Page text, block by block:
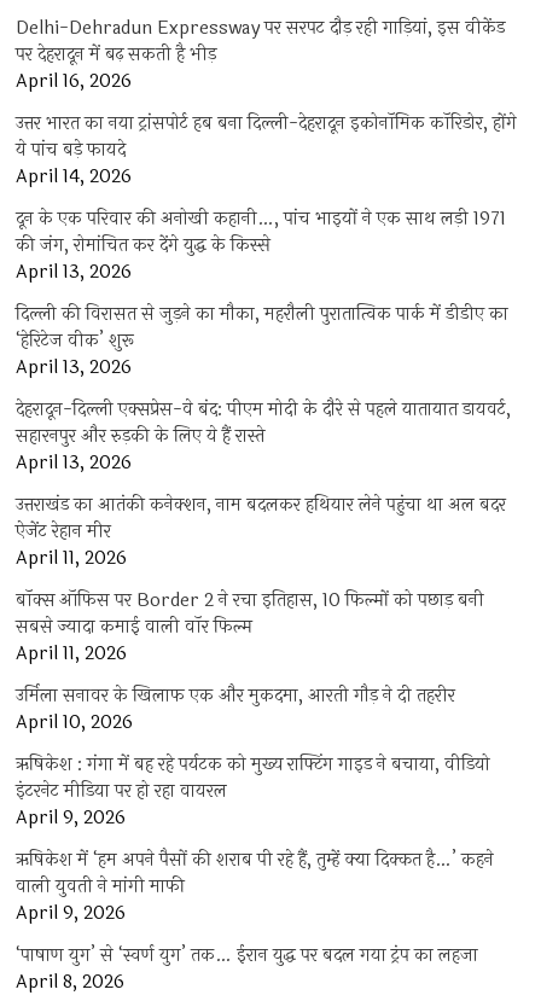
Delhi-Dehradun Expressway पर सरपट दौड़ रही गाड़ियां, इस वीकेंड
पर देहरादून में बढ़ सकती है भीड़
April 16, 2026
उत्तर भारत का नया ट्रांसपोर्ट हब बना दिल्ली-देहरादून इकोनॉमिक कॉरिडोर, होंगे
ये पांच बड़े फायदे
April 14, 2026
दून के एक परिवार की अनोखी कहानी…, पांच भाइयों ने एक साथ लड़ी 1971
की जंग, रोमांचित कर देंगे युद्ध के किस्से
April 13, 2026
दिल्ली की विरासत से जुड़ने का मौका, महरौली पुरातात्विक पार्क में डीडीए का
‘हेरिटेज वीक’ शुरू
April 13, 2026
देहरादून-दिल्ली एक्सप्रेस-वे बंद: पीएम मोदी के दौरे से पहले यातायात डायवर्ट,
सहारनपुर और रुड़की के लिए ये हैं रास्ते
April 13, 2026
उत्तराखंड का आतंकी कनेक्शन, नाम बदलकर हथियार लेने पहुंचा था अल बदर
ऐजेंट रेहान मीर
April 11, 2026
बॉक्स ऑफिस पर Border 2 ने रचा इतिहास, 10 फिल्मों को पछाड़ बनी
सबसे ज्यादा कमाई वाली वॉर फिल्म
April 11, 2026
उर्मिला सनावर के खिलाफ एक और मुकदमा, आरती गौड़ ने दी तहरीर
April 10, 2026
ऋषिकेश : गंगा में बह रहे पर्यटक को मुख्य राफ्टिंग गाइड ने बचाया, वीडियो
इंटरनेट मीडिया पर हो रहा वायरल
April 9, 2026
ऋषिकेश में ‘हम अपने पैसों की शराब पी रहे हैं, तुम्हें क्या दिक्कत है…’ कहने
वाली युवती ने मांगी माफी
April 9, 2026
‘पाषाण युग’ से ‘स्वर्ण युग’ तक… ईरान युद्ध पर बदल गया ट्रंप का लहजा
April 8, 2026